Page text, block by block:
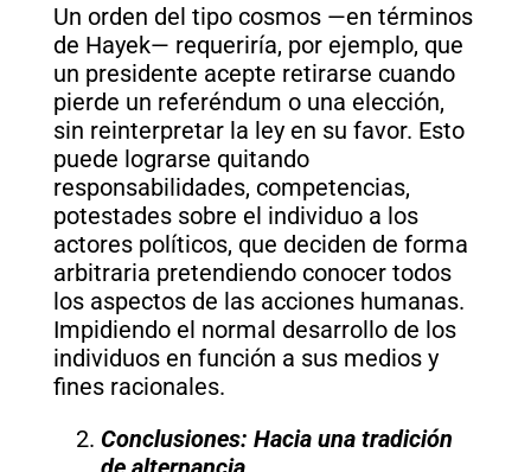
Un orden del tipo cosmos —en términos
de Hayek— requeriría, por ejemplo, que
un presidente acepte retirarse cuando
pierde un referéndum o una elección,
sin reinterpretar la ley en su favor. Esto
puede lograrse quitando
responsabilidades, competencias,
potestades sobre el individuo a los
actores políticos, que deciden de forma
arbitraria pretendiendo conocer todos
los aspectos de las acciones humanas.
Impidiendo el normal desarrollo de los
individuos en función a sus medios y
fines racionales.
Conclusiones: Hacia una tradición